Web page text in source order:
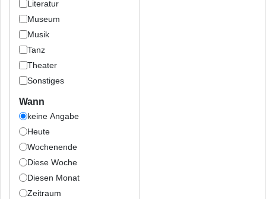
Literatur
Museum
Musik
Tanz
Theater
Sonstiges
Wann
keine Angabe
Heute
Wochenende
Diese Woche
Diesen Monat
Zeitraum